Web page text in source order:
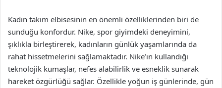
Kadın takım elbisesinin en önemli özelliklerinden biri de
sunduğu konfordur. Nike, spor giyimdeki deneyimini,
şıklıkla birleştirerek, kadınların günlük yaşamlarında da
rahat hissetmelerini sağlamaktadır. Nike’ın kullandığı
teknolojik kumaşlar, nefes alabilirlik ve esneklik sunarak
hareket özgürlüğü sağlar. Özellikle yoğun iş günlerinde, gün